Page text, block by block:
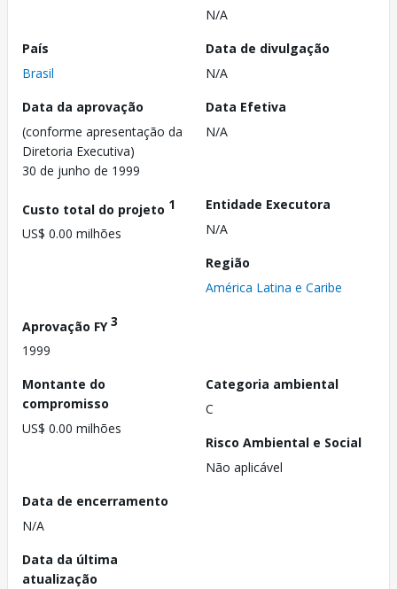
N/A
País
Brasil
Data de divulgação
N/A
Data da aprovação
(conforme apresentação da
Diretoria Executiva)
30 de junho de 1999
Data Efetiva
N/A
Custo total do projeto 1
US$ 0.00 milhões
Entidade Executora
N/A
Região
América Latina e Caribe
Aprovação FY3
1999
Montante do
compromisso
US$ 0.00 milhões
Categoria ambiental
C
Risco Ambiental e Social
Não aplicável
Data de encerramento
N/A
Data da última
atualização